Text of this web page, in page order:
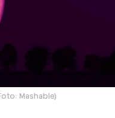
Mashable)